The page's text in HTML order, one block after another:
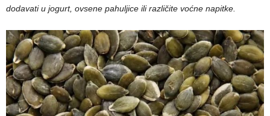
dodavati u jogurt, ovsene pahuljice ili različite voćne napitke.